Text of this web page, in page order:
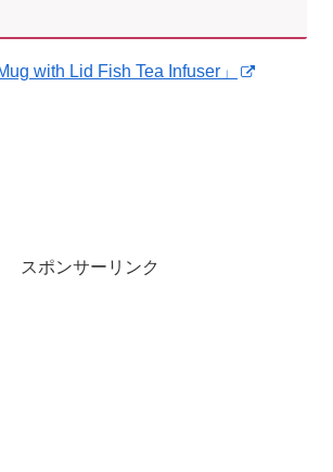
with Lid Fish Tea Infuser」
スポンサーリンク